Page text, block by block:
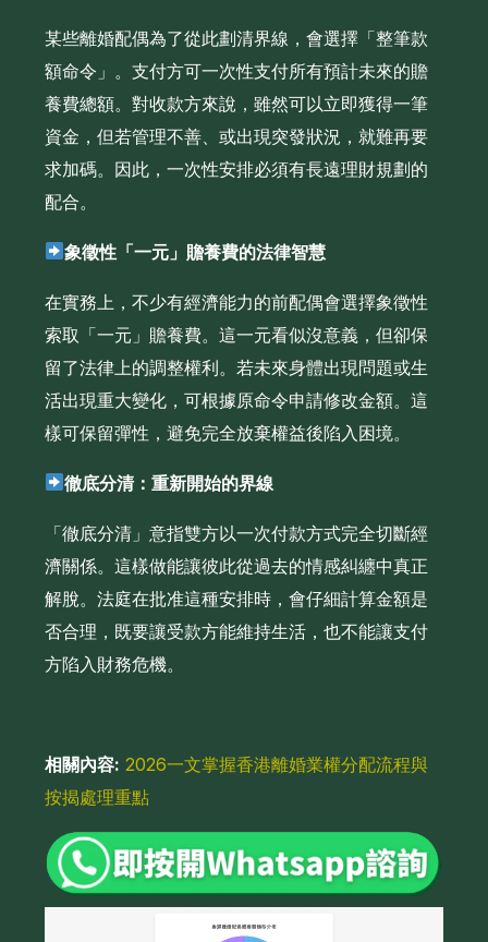
某些離婚配偶為了從此劃清界線，會選擇「整筆款
額命令」。支付方可一次性支付所有預計未來的贍
養費總額。對收款方來說，雖然可以立即獲得一筆
資金，但若管理不善、或出現突發狀況，就難再要
求加碼。因此，一次性安排必須有長遠理財規劃的
配合。
象徵性「一元」贍養費的法律智慧
在實務上，不少有經濟能力的前配偶會選擇象徵性
索取「一元」贍養費。這一元看似沒意義，但卻保
留了法律上的調整權利。若未來身體出現問題或生
活出現重大變化，可根據原命令申請修改金額。這
樣可保留彈性，避免完全放棄權益後陷入困境。
徹底分清：重新開始的界線
「徹底分清」意指雙方以一次付款方式完全切斷經
濟關係。這樣做能讓彼此從過去的情感糾纏中真正
解脫。法庭在批准這種安排時，會仔細計算金額是
否合理，既要讓受款方能維持生活，也不能讓支付
方陷入財務危機。
相關內容: 2026一文掌握香港離婚業權分配流程與
按揭處理重點